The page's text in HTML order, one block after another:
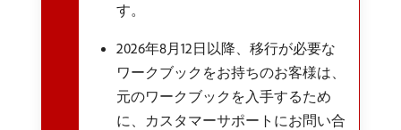
す。
2026年8月12日以降、移行が必要な
ワークブックをお持ちのお客様は、
元のワークブックを入手するため
に、カスタマーサポートにお問い合